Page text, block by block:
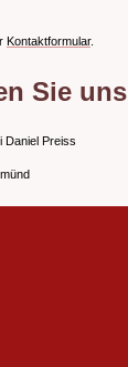
Kontaktformular.
Sie uns
Daniel Preiss